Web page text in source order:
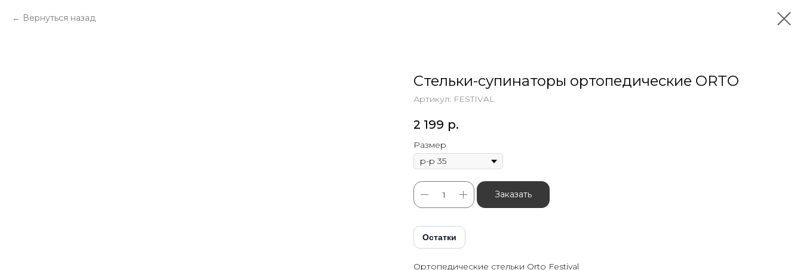
Вернуться назад
Стельки-супинаторы ортопедические ORTO
Артикул: FESTIVAL
2 199 р.
Размер
Заказать
Остатки
Ортопедические стельки Orto Festival